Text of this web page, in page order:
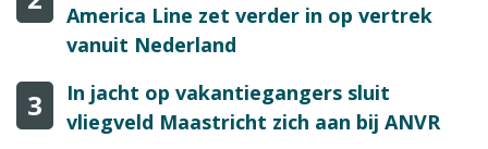
America Line zet verder in op vertrek
vanuit Nederland
3
In jacht op vakantiegangers sluit
vliegveld Maastricht zich aan bij ANVR